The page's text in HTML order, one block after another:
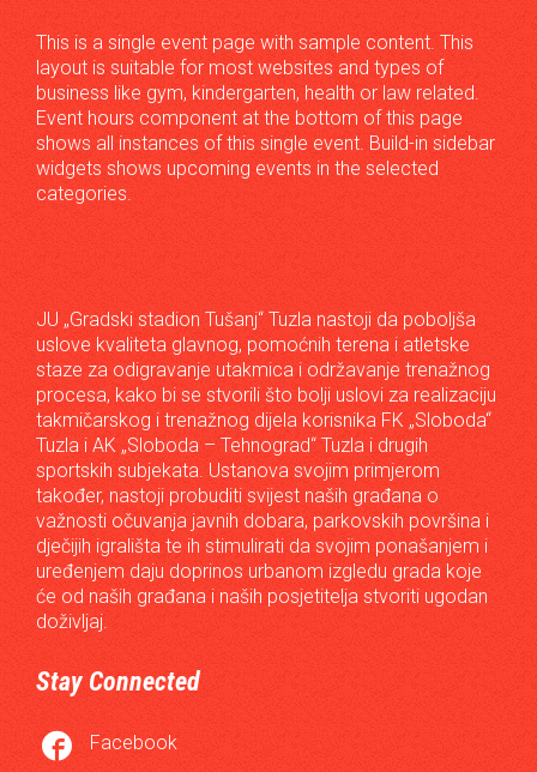
This is a single event page with sample content. This
layout is suitable for most websites and types of
business like gym, kindergarten, health or law related.
Event hours component at the bottom of this page
shows all instances of this single event. Build-in sidebar
widgets shows upcoming events in the selected
categories.
JU „Gradski stadion Tušanj“ Tuzla nastoji da poboljša
uslove kvaliteta glavnog, pomoćnih terena i atletske
staze za odigravanje utakmica i održavanje trenažnog
procesa, kako bi se stvorili što bolji uslovi za realizaciju
takmičarskog i trenažnog dijela korisnika FK „Sloboda“
Tuzla i AK „Sloboda – Tehnograd“ Tuzla i drugih
sportskih subjekata. Ustanova svojim primjerom
također, nastoji probuditi svijest naših građana o
važnosti očuvanja javnih dobara, parkovskih površina i
dječijih igrališta te ih stimulirati da svojim ponašanjem i
uređenjem daju doprinos urbanom izgledu grada koje
će od naših građana i naših posjetitelja stvoriti ugodan
doživljaj.
Stay Connected
 Facebook